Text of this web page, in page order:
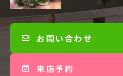
お問い合わせ
来店予約